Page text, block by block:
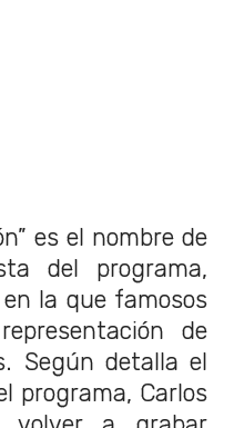
es el nombre de
del programa,
la que famosos
de
Según detalla el
programa, Carlos